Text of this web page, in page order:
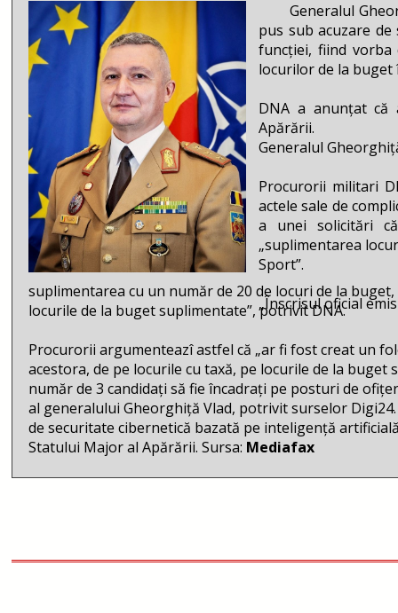
Generalul
pus sub acuzare
funcției, fiind
locurilor de la buget
DNA a anunțat că
Apărării.
Generalul
Procurorii militari
actele sale de
a unei solicitări
„suplimentarea
Sport”.
„Înscrisul oficial
suplimentarea cu un număr de 20 de locuri de la
locurile de la buget suplimentate”, potrivit DNA.
Procurorii argumenteazî astfel că „ar fi fost creat un
acestora, de pe locurile cu taxă, pe locurile de la
număr de 3 candidați să fie încadrați pe posturi de
al generalului Gheorghiță Vlad, potrivit surselor
de securitate cibernetică bazată pe inteligență
Statului Major al Apărării. Sursa: Mediafax